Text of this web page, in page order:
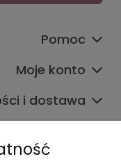
Pomoc
Moje konto
i dostawa